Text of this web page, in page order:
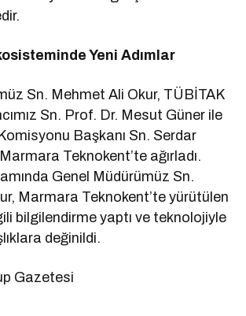
Yeni Adımlar
Sn. Mehmet Ali Okur, TÜBİTAK
Sn. Prof. Dr. Mesut Güner ile
Başkanı Sn. Serdar
Teknokent’te ağırladı.
Genel Müdürümüz Sn.
Marmara Teknokent’te yürütülen
bilgilendirme yaptı ve teknolojiyle
değinildi.
Gazetesi